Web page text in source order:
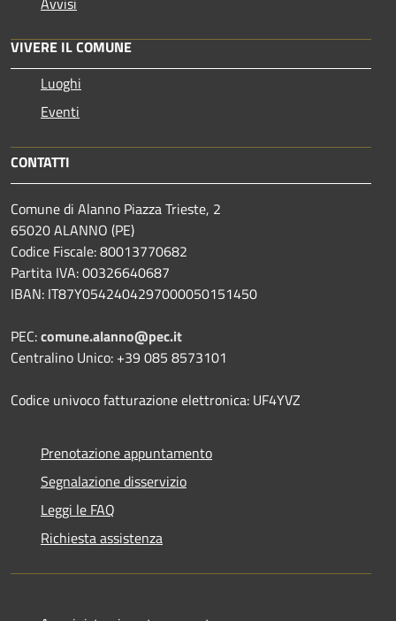
VIVERE IL COMUNE
Luoghi
Eventi
CONTATTI
Comune di Alanno Piazza Trieste, 2
65020 ALANNO (PE)
Codice Fiscale: 80013770682
Partita IVA: 00326640687
IBAN: IT87Y0542404297000050151450
PEC:comune.alanno@pec.it
Centralino Unico: +39 085 8573101
Codice univoco fatturazione elettronica: UF4YVZ
Prenotazione appuntamento
Segnalazione disservizio
Leggi le FAQ
Richiesta assistenza